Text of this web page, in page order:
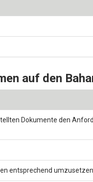
auf den
Dokumente den
entsprechend umzusetzen.